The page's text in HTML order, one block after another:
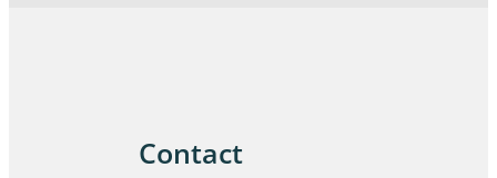
Contact